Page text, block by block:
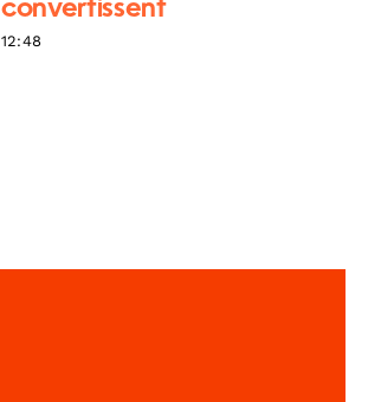
convertissent
12:48